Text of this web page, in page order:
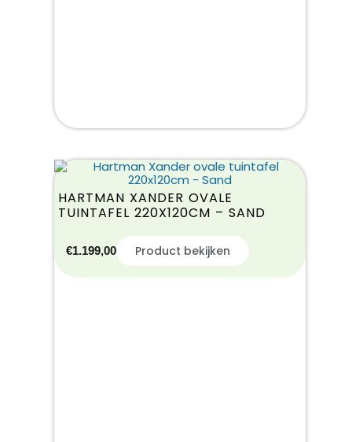
HARTMAN XANDER OVALE
TUINTAFEL 220X120CM – SAND
€1.199,00 Product bekijken